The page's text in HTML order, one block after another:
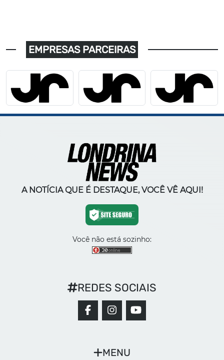
EMPRESAS PARCEIRAS
A NOTÍCIA QUE É DESTAQUE, VOCÊ VÊ AQUI!
Você não está sozinho:
MENU
REDES SOCIAIS